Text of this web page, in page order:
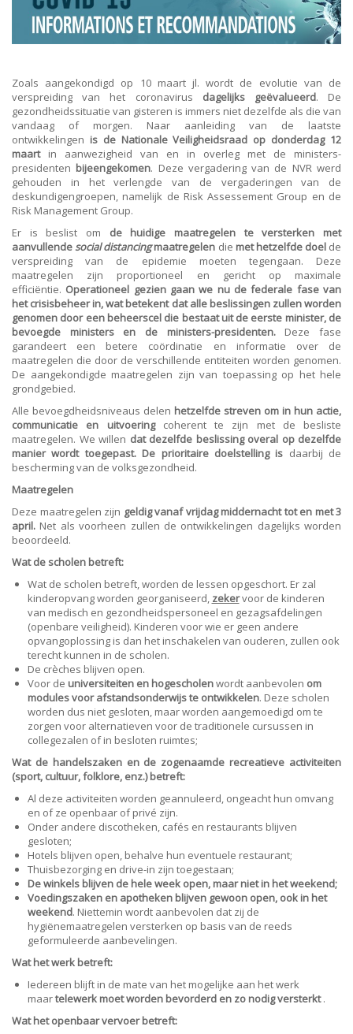
ORDRES DU JOUR - 2023
ORDRES DU JOUR - 2024
ELEKTRICITEIT – VERWARMING
GARAGES
HORECA
SCHOONHEID EN WELZIJN
TEXTIEL – MERCERIE – LEDER
UITVAARTZORG
VERZEKERINGEN - BANK
VOEDING EN DRANKEN
WASSERIJ & STOMERIJ
Zoals aangekondigd op 10 maart jl. wordt de evolutie van de
verspreiding van het coronavirus dagelijks geëvalueerd. De
gezondheidssituatie van gisteren is immers niet dezelfde als die van
vandaag of morgen. Naar aanleiding van de laatste
ontwikkelingen is de Nationale Veiligheidsraad op donderdag 12
maartin aanwezigheid van en in overleg met de ministers-
presidenten bijeengekomen. Deze vergadering van de NVR werd
gehouden in het verlengde van de vergaderingen van de
deskundigengroepen, namelijk de Risk Assessement Group en de
Risk Management Group.
Er is beslist om de huidige maatregelen te versterken met
aanvullendesocial distancingmaatregelen die met hetzelfde doel de
verspreiding van de epidemie moeten tegengaan. Deze
maatregelen zijn proportioneel en gericht op maximale
efficiëntie. Operationeel gezien gaan we nu de federale fase van
het crisisbeheer in, wat betekent dat alle beslissingen zullen worden
genomen door een beheerscel die bestaat uit de eerste minister, de
bevoegde ministers en de ministers-presidenten. Deze fase
garandeert een betere coördinatie en informatie over de
maatregelen die door de verschillende entiteiten worden genomen.
De aangekondigde maatregelen zijn van toepassing op het hele
grondgebied.
Alle bevoegdheidsniveaus delen hetzelfde streven om in hun actie,
communicatie en uitvoeringcoherent te zijn met de besliste
maatregelen. We willen dat dezelfde beslissing overal op dezelfde
manier wordt toegepast. De prioritaire doelstelling is daarbij de
bescherming van de volksgezondheid.
Maatregelen
Deze maatregelen zijn geldig vanaf vrijdag middernacht tot en met 3
april. Net als voorheen zullen de ontwikkelingen dagelijks worden
beoordeeld.
Wat de scholen betreft:
Wat de scholen betreft, worden de lessen opgeschort. Er zal
kinderopvang worden georganiseerd, zekervoor de kinderen
van medisch en gezondheidspersoneel en gezagsafdelingen
(openbare veiligheid). Kinderen voor wie er geen andere
opvangoplossing is dan het inschakelen van ouderen, zullen ook
terecht kunnen in de scholen.
De crèches blijven open.
Voor de universiteiten en hogescholenwordt aanbevolen om
modules voor afstandsonderwijs te ontwikkelen. Deze scholen
worden dus niet gesloten, maar worden aangemoedigd om te
zorgen voor alternatieven voor de traditionele cursussen in
collegezalen of in besloten ruimtes;
Wat de handelszaken en de zogenaamde recreatieve activiteiten
(sport, cultuur, folklore, enz.) betreft:
Al deze activiteiten worden geannuleerd, ongeacht hun omvang
en of ze openbaar of privé zijn.
Onder andere discotheken, cafés en restaurants blijven
gesloten;
Hotels blijven open, behalve hun eventuele restaurant;
Thuisbezorging en drive-in zijn toegestaan;
De winkels blijven de hele week open, maar niet in het weekend;
Voedingszaken en apotheken blijven gewoon open, ook in het
weekend. Niettemin wordt aanbevolen dat zij de
hygiënemaatregelen versterken op basis van de reeds
geformuleerde aanbevelingen.
Wat het werk betreft:
Iedereen blijft in de mate van het mogelijke aan het werk
maartelewerk moet worden bevorderd en zo nodig versterkt.
Wat het openbaar vervoer betreft: